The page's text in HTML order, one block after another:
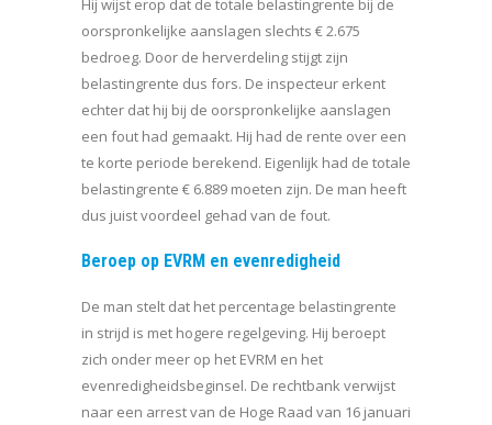
Hij wijst erop dat de totale belastingrente bij de
oorspronkelijke aanslagen slechts € 2.675
bedroeg. Door de herverdeling stijgt zijn
belastingrente dus fors. De inspecteur erkent
echter dat hij bij de oorspronkelijke aanslagen
een fout had gemaakt. Hij had de rente over een
te korte periode berekend. Eigenlijk had de totale
belastingrente € 6.889 moeten zijn. De man heeft
dus juist voordeel gehad van de fout.
Beroep op EVRM en evenredigheid
De man stelt dat het percentage belastingrente
in strijd is met hogere regelgeving. Hij beroept
zich onder meer op het EVRM en het
evenredigheidsbeginsel. De rechtbank verwijst
naar een arrest van de Hoge Raad van 16 januari